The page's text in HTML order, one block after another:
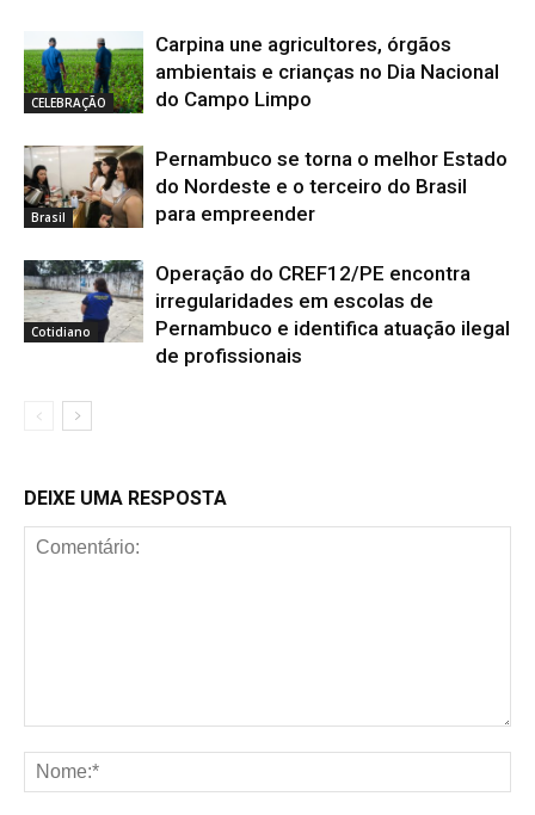
CELEBRAÇÃO
Carpina une agricultores, órgãos
ambientais e crianças no Dia Nacional
do Campo Limpo
Brasil
Pernambuco se torna o melhor Estado
do Nordeste e o terceiro do Brasil
para empreender
Cotidiano
Operação do CREF12/PE encontra
irregularidades em escolas de
Pernambuco e identifica atuação ilegal
de profissionais
DEIXE UMA RESPOSTA